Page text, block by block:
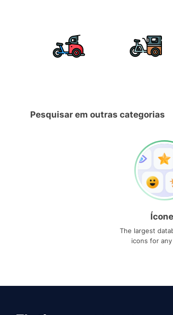
Pesquisar em outras categorias
The largest
icons for